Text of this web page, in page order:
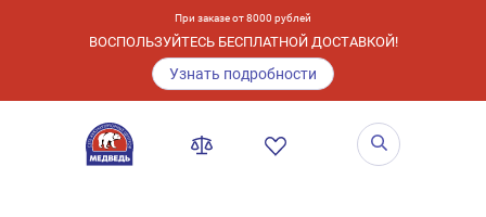
При заказе от 8000 рублей
ВОСПОЛЬЗУЙТЕСЬ БЕСПЛАТНОЙ ДОСТАВКОЙ!
Узнать подробности